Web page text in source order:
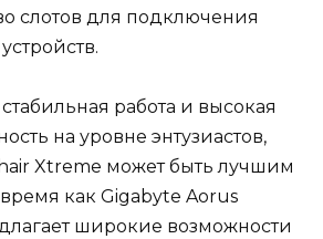
слотов для подключения
работа и высокая
на уровне энтузиастов,
Xtreme может быть лучшим
как Gigabyte Aorus
широкие возможности